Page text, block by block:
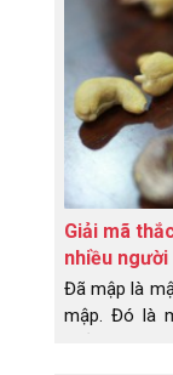
Giải mã
nhiều người
Đã mập là
mập. Đó là